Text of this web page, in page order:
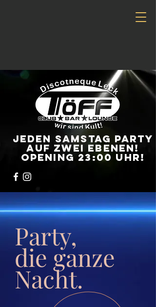
Jeden Samstag Party
auf zwei ebenen!
Opening 23:00 UHR!
Party,
die ganze
Nacht.